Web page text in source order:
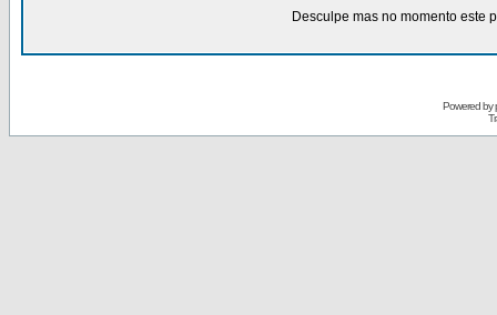
Desculpe mas no momento este
Powered by